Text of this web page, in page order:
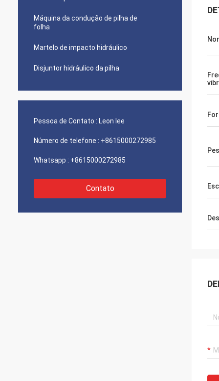
Máquina da condução de pilha de
folha
Martelo de impacto hidráulico
Disjuntor hidráulico da pilha
Pessoa de Contato : Leon lee
Número de telefone : +8615000272985
Whatsapp : +8615000272985
Contato